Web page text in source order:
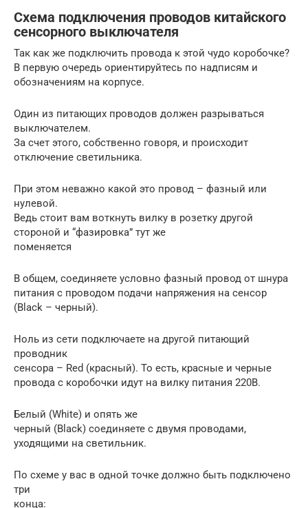
Схема подключения проводов китайского
сенсорного выключателя
Так как же подключить провода к этой чудо коробочке?
В первую очередь ориентируйтесь по надписям и
обозначениям на корпусе.
Один из питающих проводов должен разрываться
выключателем.
За счет этого, собственно говоря, и происходит
отключение светильника.
При этом неважно какой это провод – фазный или
нулевой.
Ведь стоит вам воткнуть вилку в розетку другой
стороной и “фазировка” тут же
поменяется
В общем, соединяете условно фазный провод от шнура
питания с проводом подачи напряжения на сенсор
(Black – черный).
Ноль из сети подключаете на другой питающий
проводник
сенсора – Red (красный). То есть, красные и черные
провода с коробочки идут на вилку питания 220В.
Белый (White) и опять же
черный (Black) соединяете с двумя проводами,
уходящими на светильник.
По схеме у вас в одной точке должно быть подключено
три
конца: